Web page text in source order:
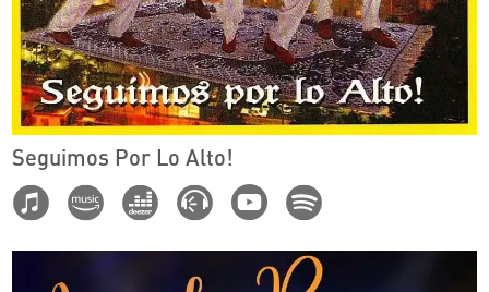
Seguimos Por Lo Alto!